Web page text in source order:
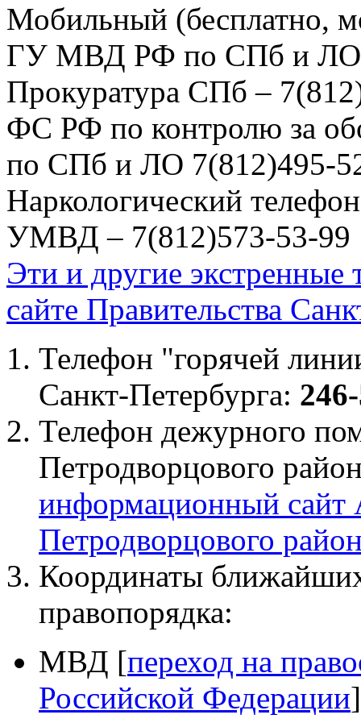
Мобильный (бесплатно,
ГУ МВД РФ по СПб и ЛО
Прокуратура СПб –
ФС РФ по контролю за
по СПб и ЛО 7(812)495-
Наркологический
УМВД – 7(812)573-53-99
Эти и другие
сайте Правительства
Телефон "горячей
Санкт-Петербурга:
Телефон дежурного
Петродворцового
информационный сайт
Петродворцового
Координаты
правопорядка:
МВД [переход на
Российской Федерации]